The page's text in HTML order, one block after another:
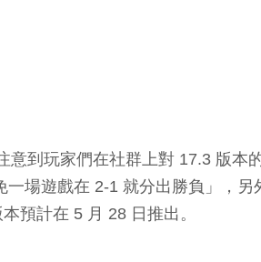
意到玩家們在社群上對 17.3 版
一場遊戲在 2-1 就分出勝負」，
預計在 5 月 28 日推出。